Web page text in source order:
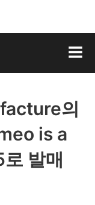
의
is a
발매